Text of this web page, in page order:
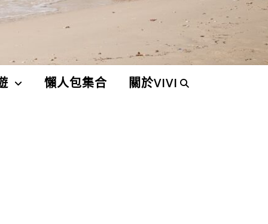
懶人包集合 關於VIVI